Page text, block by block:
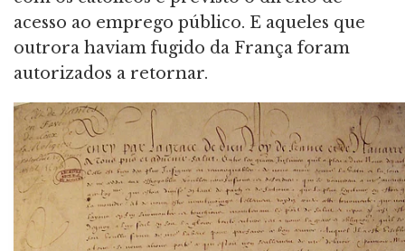
acesso ao emprego público. E aqueles que
outrora haviam fugido da França foram
autorizados a retornar.